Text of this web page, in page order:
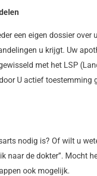
een eigen dossier
u krijgt. Uw
met het LSP
U actief toestemming
nodig is? Of wilt u
naar de dokter”. Mocht
ook mogelijk.